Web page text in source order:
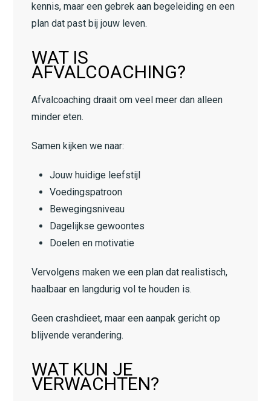
kennis, maar een gebrek aan begeleiding en een
plan dat past bij jouw leven.
WAT IS
AFVALCOACHING?
Afvalcoaching draait om veel meer dan alleen
minder eten.
Samen kijken we naar:
Jouw huidige leefstijl
Voedingspatroon
Bewegingsniveau
Dagelijkse gewoontes
Doelen en motivatie
Vervolgens maken we een plan dat realistisch,
haalbaar en langdurig vol te houden is.
Geen crashdieet, maar een aanpak gericht op
blijvende verandering.
WAT KUN JE
VERWACHTEN?